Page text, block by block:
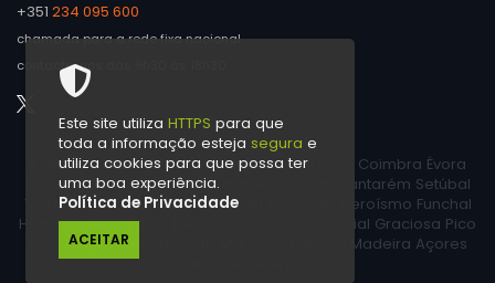
Este site utiliza HTTPS para que
toda a informação esteja segura e
utiliza cookies para que possa ter
uma boa experiência.
Política de Privacidade
ACEITAR
+351 234 095 600
chamada para a rede fixa nacional
contacte-nos das 9h30 às 18h30
Aveiro Beja Braga Bragança Castelo Branco Coimbra Évora
Faro Guarda Leiria Lisboa Portalegre Porto Santarém Setúbal
Viana do Castelo Vila Real Viseu Angra do Heroísmo Funchal
Horta Lamego Ponta Delgada Corvo Flores Faial Graciosa Pico
São Jorge Terceira Santa Maria São Miguel Madeira Açores